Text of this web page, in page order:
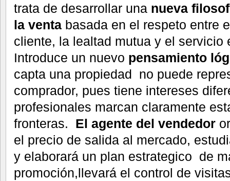
trata de desarrollar una nueva
la venta basada en el respeto entre
cliente, la lealtad mutua y el servicio
Introduce un nuevo pensamiento
capta una propiedad no puede
comprador, pues tiene intereses
profesionales marcan claramente
fronteras.
El agente del vendedor
el precio de salida al mercado,
y elaborará un plan estrategico de
promoción,llevará el control de